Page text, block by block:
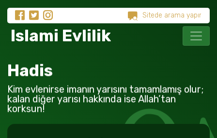
Islami Evlilik
Hadis
Kim evlenirse imanın yarısını tamamlamış olur;
kalan diğer yarısı hakkında ise Allah’tan
korksun!